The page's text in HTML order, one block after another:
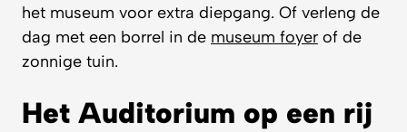
het museum voor extra diepgang. Of verleng de
dag met een borrel in de museum foyer of de
zonnige tuin.
Het Auditorium op een rij